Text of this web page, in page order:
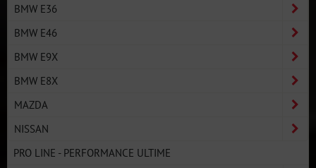
BMW E36
BMW E46
BMW E9X
BMW E8X
MAZDA
NISSAN
PRO LINE - PERFORMANCE ULTIME